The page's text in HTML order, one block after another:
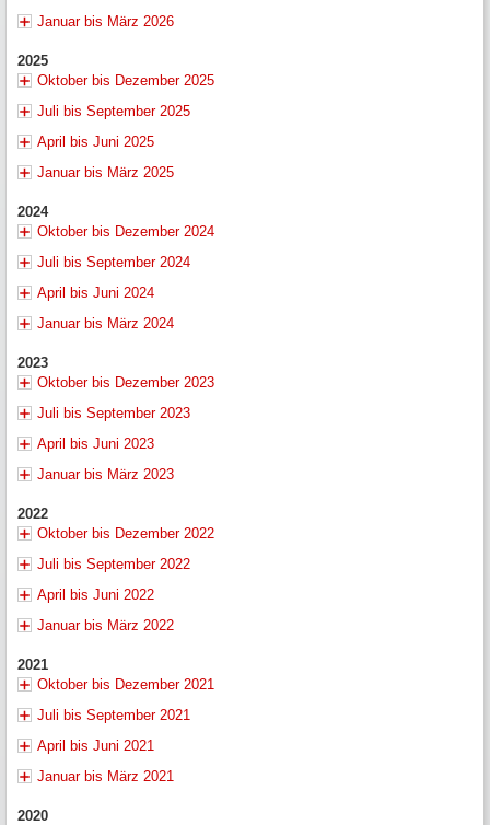
Januar bis März 2026
2025
Oktober bis Dezember 2025
Juli bis September 2025
April bis Juni 2025
Januar bis März 2025
2024
Oktober bis Dezember 2024
Juli bis September 2024
April bis Juni 2024
Januar bis März 2024
2023
Oktober bis Dezember 2023
Juli bis September 2023
April bis Juni 2023
Januar bis März 2023
2022
Oktober bis Dezember 2022
Juli bis September 2022
April bis Juni 2022
Januar bis März 2022
2021
Oktober bis Dezember 2021
Juli bis September 2021
April bis Juni 2021
Januar bis März 2021
2020